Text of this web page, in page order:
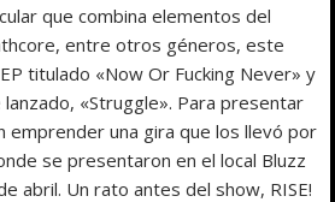
que combina elementos del
entre otros géneros, este
titulado «Now Or Fucking Never» y
«Struggle». Para presentar
una gira que los llevó por
se presentaron en el local Bluzz
abril. Un rato antes del show, RISE!